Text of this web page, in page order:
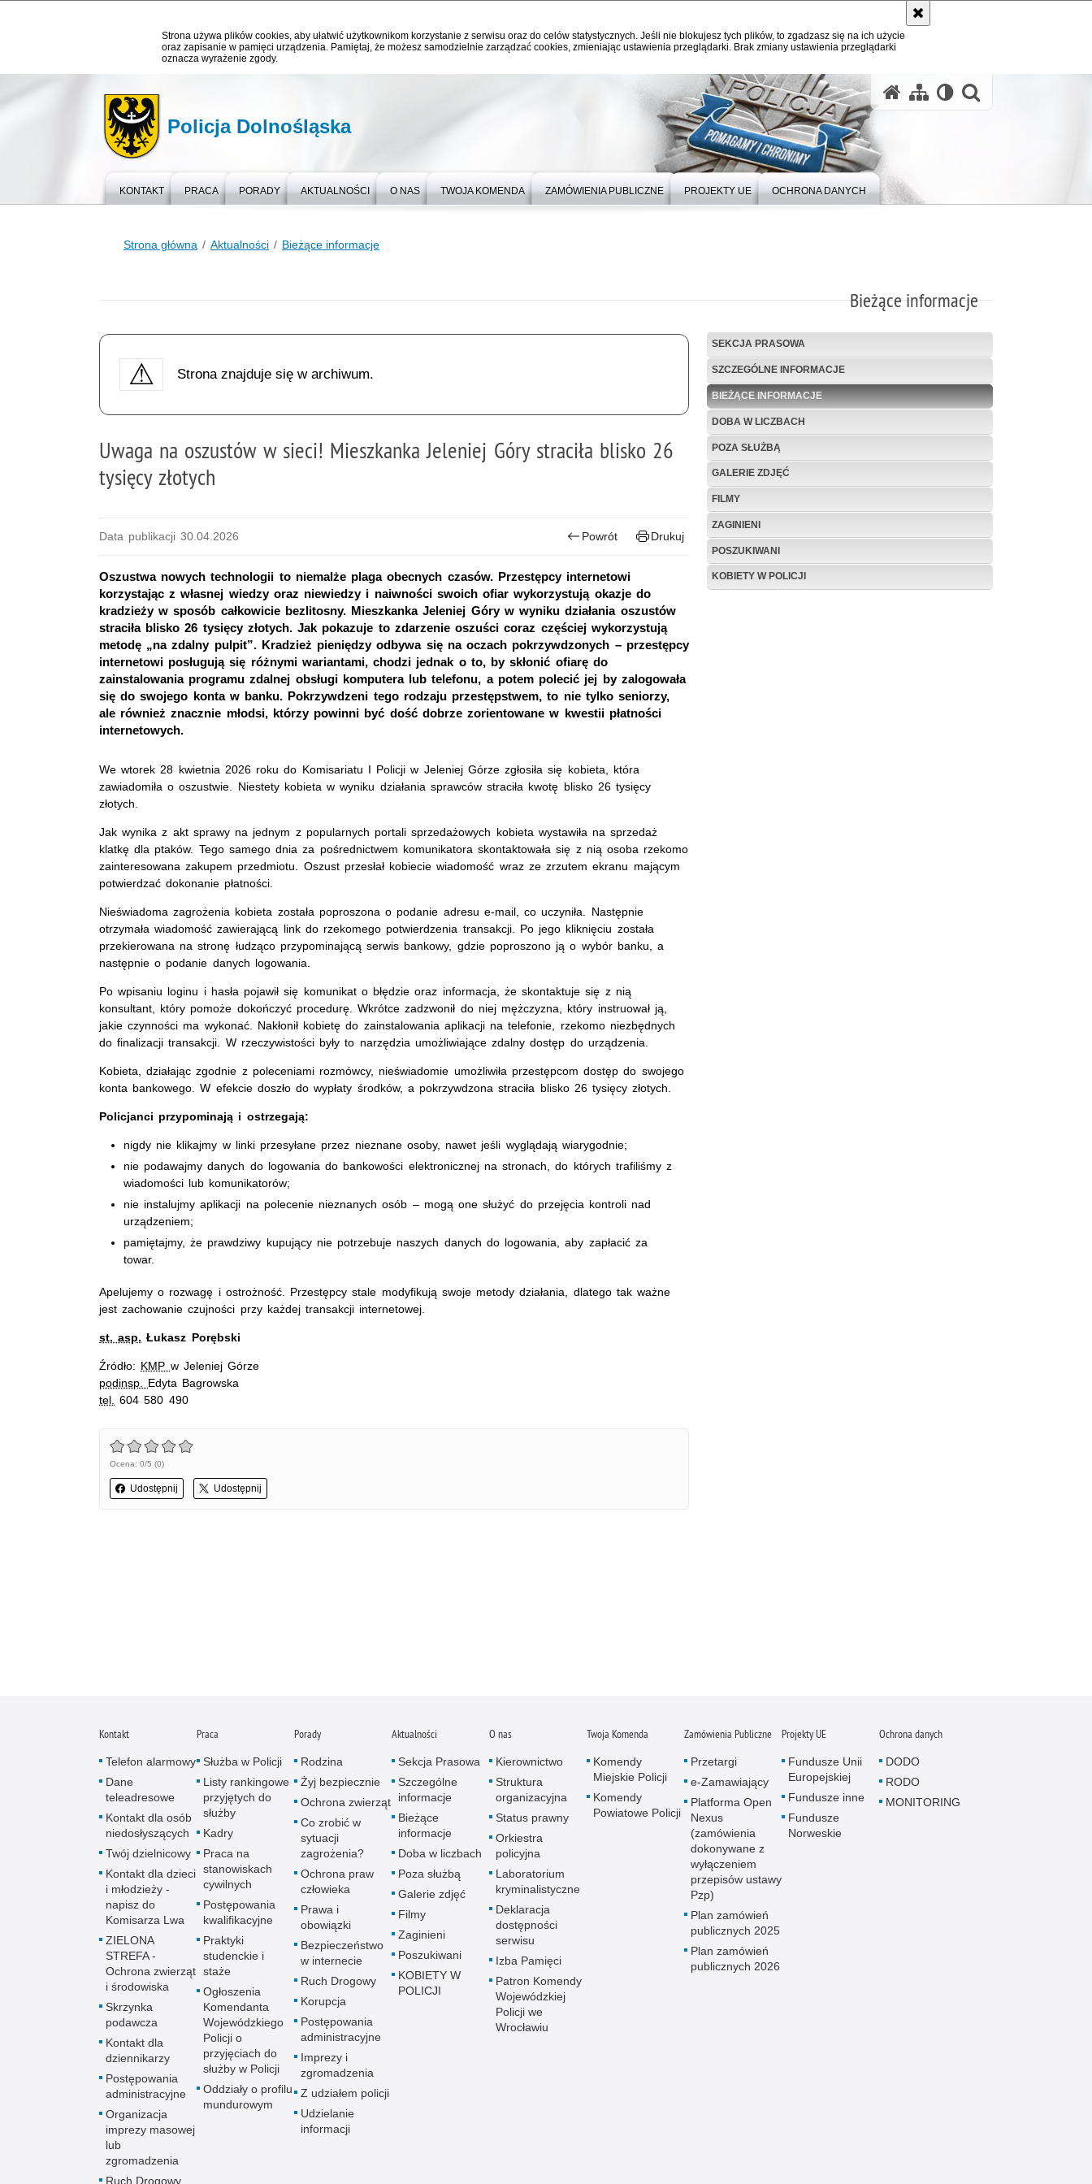
Strona używa plików cookies, aby ułatwić użytkownikom korzystanie z serwisu oraz do celów statystycznych. Jeśli nie blokujesz tych plików, to zgadzasz się na ich użycie
oraz zapisanie w pamięci urządzenia. Pamiętaj, że możesz samodzielnie zarządzać cookies, zmieniając ustawienia przeglądarki. Brak zmiany ustawienia przeglądarki
oznacza wyrażenie zgody.
Policja Dolnośląska
KONTAKT PRACA PORADY AKTUALNOŚCI O NAS TWOJA KOMENDA ZAMÓWIENIA PUBLICZNE PROJEKTY UE OCHRONA DANYCH
Strona główna Aktualności Bieżące informacje
Bieżące informacje
Strona znajduje się w archiwum.
Uwaga na oszustów w sieci! Mieszkanka Jeleniej Góry straciła blisko 26
tysięcy złotych
Data publikacji 30.04.2026 Powrót Drukuj
Oszustwa nowych technologii to niemalże plaga obecnych czasów. Przestępcy internetowi
korzystając z własnej wiedzy oraz niewiedzy i naiwności swoich ofiar wykorzystują okazje do
kradzieży w sposób całkowicie bezlitosny. Mieszkanka Jeleniej Góry w wyniku działania oszustów
straciła blisko 26 tysięcy złotych. Jak pokazuje to zdarzenie oszuści coraz częściej wykorzystują
metodę „na zdalny pulpit”. Kradzież pieniędzy odbywa się na oczach pokrzywdzonych – przestępcy
internetowi posługują się różnymi wariantami, chodzi jednak o to, by skłonić ofiarę do
zainstalowania programu zdalnej obsługi komputera lub telefonu, a potem polecić jej by zalogowała
się do swojego konta w banku. Pokrzywdzeni tego rodzaju przestępstwem, to nie tylko seniorzy,
ale również znacznie młodsi, którzy powinni być dość dobrze zorientowane w kwestii płatności
internetowych.
We wtorek 28 kwietnia 2026 roku do Komisariatu I Policji w Jeleniej Górze zgłosiła się kobieta, która
zawiadomiła o oszustwie. Niestety kobieta w wyniku działania sprawców straciła kwotę blisko 26 tysięcy
złotych.
Jak wynika z akt sprawy na jednym z popularnych portali sprzedażowych kobieta wystawiła na sprzedaż
klatkę dla ptaków. Tego samego dnia za pośrednictwem komunikatora skontaktowała się z nią osoba rzekomo
zainteresowana zakupem przedmiotu. Oszust przesłał kobiecie wiadomość wraz ze zrzutem ekranu mającym
potwierdzać dokonanie płatności.
Nieświadoma zagrożenia kobieta została poproszona o podanie adresu e-mail, co uczyniła. Następnie
otrzymała wiadomość zawierającą link do rzekomego potwierdzenia transakcji. Po jego kliknięciu została
przekierowana na stronę łudząco przypominającą serwis bankowy, gdzie poproszono ją o wybór banku, a
następnie o podanie danych logowania.
Po wpisaniu loginu i hasła pojawił się komunikat o błędzie oraz informacja, że skontaktuje się z nią
konsultant, który pomoże dokończyć procedurę. Wkrótce zadzwonił do niej mężczyzna, który instruował ją,
jakie czynności ma wykonać. Nakłonił kobietę do zainstalowania aplikacji na telefonie, rzekomo niezbędnych
do finalizacji transakcji. W rzeczywistości były to narzędzia umożliwiające zdalny dostęp do urządzenia.
Kobieta, działając zgodnie z poleceniami rozmówcy, nieświadomie umożliwiła przestępcom dostęp do swojego
konta bankowego. W efekcie doszło do wypłaty środków, a pokrzywdzona straciła blisko 26 tysięcy złotych.
Policjanci przypominają i ostrzegają:
nigdy nie klikajmy w linki przesyłane przez nieznane osoby, nawet jeśli wyglądają wiarygodnie;
nie podawajmy danych do logowania do bankowości elektronicznej na stronach, do których trafiliśmy z
wiadomości lub komunikatorów;
nie instalujmy aplikacji na polecenie nieznanych osób – mogą one służyć do przejęcia kontroli nad
urządzeniem;
pamiętajmy, że prawdziwy kupujący nie potrzebuje naszych danych do logowania, aby zapłacić za
towar.
Apelujemy o rozwagę i ostrożność. Przestępcy stale modyfikują swoje metody działania, dlatego tak ważne
jest zachowanie czujności przy każdej transakcji internetowej.
st. asp. Łukasz Porębski
Źródło: KMP w Jeleniej Górze
podinsp. Edyta Bagrowska
tel.
604 580 490
Ocena: 0/5 (0)
Udostępnij Udostępnij
SEKCJA PRASOWA
SZCZEGÓLNE INFORMACJE
BIEŻĄCE INFORMACJE
DOBA W LICZBACH
POZA SŁUŻBĄ
GALERIE ZDJĘĆ
FILMY
ZAGINIENI
POSZUKIWANI
KOBIETY W POLICJI
Kontakt
Telefon alarmowy
Dane
teleadresowe
Kontakt dla osób
niedosłyszących
Twój dzielnicowy
Kontakt dla dzieci
i młodzieży -
napisz do
Komisarza Lwa
ZIELONA
STREFA -
Ochrona zwierząt
i środowiska
Skrzynka
podawcza
Kontakt dla
dziennikarzy
Postępowania
administracyjne
Organizacja
imprezy masowej
lub
zgromadzenia
Ruch Drogowy
Praca
Służba w Policji
Listy rankingowe
przyjętych do
służby
Kadry
Praca na
stanowiskach
cywilnych
Postępowania
kwalifikacyjne
Praktyki
studenckie i
staże
Ogłoszenia
Komendanta
Wojewódzkiego
Policji o
przyjęciach do
służby w Policji
Oddziały o profilu
mundurowym
Porady
Rodzina
Żyj bezpiecznie
Ochrona zwierząt
Co zrobić w
sytuacji
zagrożenia?
Ochrona praw
człowieka
Prawa i
obowiązki
Bezpieczeństwo
w internecie
Ruch Drogowy
Korupcja
Postępowania
administracyjne
Imprezy i
zgromadzenia
Z udziałem policji
Udzielanie
informacji
Aktualności
Sekcja Prasowa
Szczególne
informacje
Bieżące
informacje
Doba w liczbach
Poza służbą
Galerie zdjęć
Filmy
Zaginieni
Poszukiwani
KOBIETY W
POLICJI
O nas
Kierownictwo
Struktura
organizacyjna
Status prawny
Orkiestra
policyjna
Laboratorium
kryminalistyczne
Deklaracja
dostępności
serwisu
Izba Pamięci
Patron Komendy
Wojewódzkiej
Policji we
Wrocławiu
Twoja Komenda
Komendy
Miejskie Policji
Komendy
Powiatowe Policji
Zamówienia Publiczne
Przetargi
e-Zamawiający
Platforma Open
Nexus
(zamówienia
dokonywane z
wyłączeniem
przepisów ustawy
Pzp)
Plan zamówień
publicznych 2025
Plan zamówień
publicznych 2026
Projekty UE
Fundusze Unii
Europejskiej
Fundusze inne
Fundusze
Norweskie
Ochrona danych
DODO
RODO
MONITORING